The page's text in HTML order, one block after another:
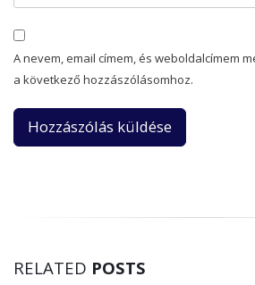
A nevem, email címem, és weboldalcímem
a következő hozzászólásomhoz.
RELATED POSTS